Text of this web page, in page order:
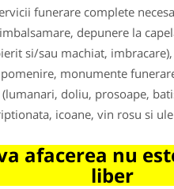
funerare complete
depunere la
si/sau machiat,
monumente
doliu, prosoape,
icoane, vin rosu si
afacerea nu
liber